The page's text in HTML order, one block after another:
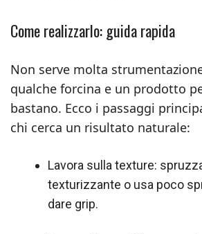
Come realizzarlo: guida rapida
Non serve molta
qualche forcina e un prodotto
bastano. Ecco i passaggi
chi cerca un risultato naturale:
Lavora sulla texture:
texturizzante o usa poco
dare grip.